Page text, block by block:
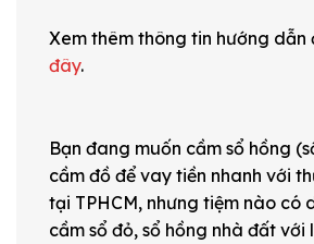
Xem thêm thông tin hướng dẫn
đây.
Bạn đang muốn cầm sổ hồng
cầm đồ để vay tiền nhanh với
tại TPHCM, nhưng tiệm nào có
cầm sổ đỏ, sổ hồng nhà đất với